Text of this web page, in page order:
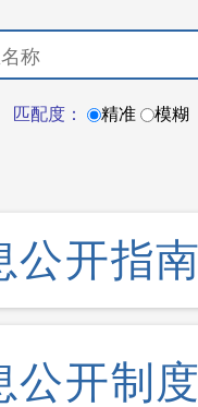
匹配度： 精准 模糊
公开指
公开制